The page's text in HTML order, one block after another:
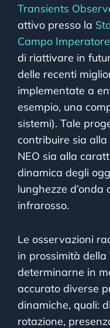
Transients
attivo presso la
Campo Imperatore
di riattivare in
delle recenti
implementate a
esempio, una
sistemi). Tale
contribuire sia
NEO sia alla
dinamica degli
lunghezze d’onda
infrarosso.
Le osservazioni
in prossimità
determinarne in
accurato diverse
dinamiche, quali:
rotazione,